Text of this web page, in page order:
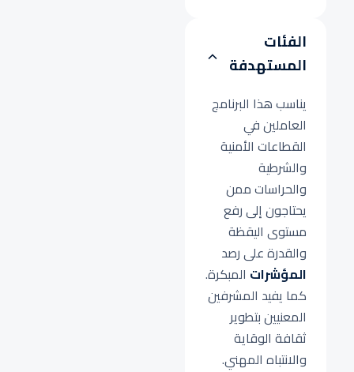
الفئات
المستهدفة
يناسب هذا البرنامج
العاملين في
القطاعات الأمنية
والشرطية
والحراسات ممن
يحتاجون إلى رفع
مستوى اليقظة
والقدرة على رصد
المؤشرات المبكرة.
كما يفيد المشرفين
المعنيين بتطوير
ثقافة الوقاية
والانتباه المهني.